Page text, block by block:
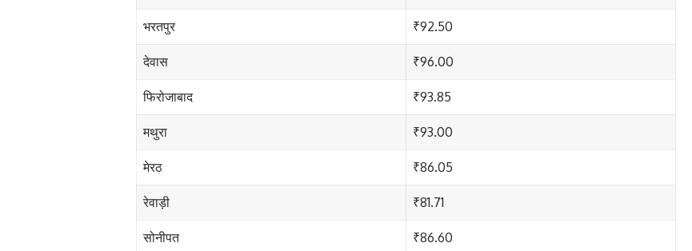
भरतपुर ₹92.50
देवास ₹96.00
फिरोजाबाद ₹93.85
मथुरा ₹93.00
मेरठ ₹86.05
रेवाड़ी ₹81.71
सोनीपत ₹86.60